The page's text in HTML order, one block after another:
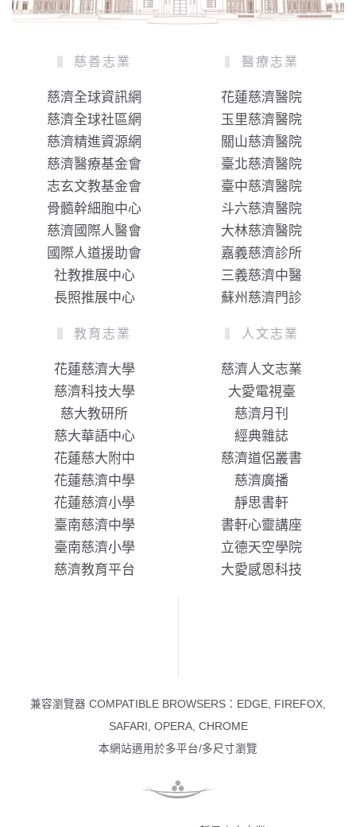
慈善志業
慈濟全球資訊網
慈濟全球社區網
慈濟精進資源網
慈濟醫療基金會
志玄文教基金會
骨髓幹細胞中心
慈濟國際人醫會
國際人道援助會
社教推展中心
長照推展中心
醫療志業
花蓮慈濟醫院
玉里慈濟醫院
關山慈濟醫院
臺北慈濟醫院
臺中慈濟醫院
斗六慈濟醫院
大林慈濟醫院
嘉義慈濟診所
三義慈濟中醫
蘇州慈濟門診
教育志業
花蓮慈濟大學
慈濟科技大學
慈大教研所
慈大華語中心
花蓮慈大附中
花蓮慈濟中學
花蓮慈濟小學
臺南慈濟中學
臺南慈濟小學
慈濟教育平台
人文志業
慈濟人文志業
大愛電視臺
慈濟月刊
經典雜誌
慈濟道侶叢書
慈濟廣播
靜思書軒
書軒心靈講座
立德天空學院
大愛感恩科技
兼容瀏覽器 COMPATIBLE BROWSERS：EDGE, FIREFOX,
SAFARI, OPERA, CHROME
本網站適用於多平台/多尺寸瀏覽